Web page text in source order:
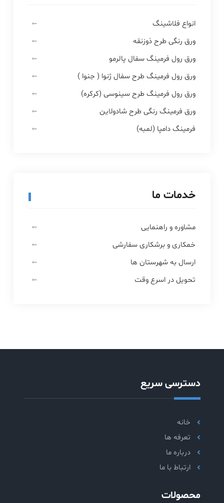
انواع فلاشینگ
ورق رنگی طرح ذوزنقه
ورق رول فرمینگ سفال پالرمو
ورق رول فرمینگ طرح سفال ژنوا ( جنوا )
ورق رول فرمینگ طرح سینوسی (کرکره)
ورق فرمینگ رنگی طرح شادولاین
فرمینگ دامپا (لمبه)
خدمات ما
مشاوره و راهنمایی
خمکاری و برشکاری سفارشی
ارسال به شهرستان ها
تحویل در اسرع وقت
دسترسی سریع
خانه
تعرفه ها
درباره ما
ارتباط با ما
محصولات